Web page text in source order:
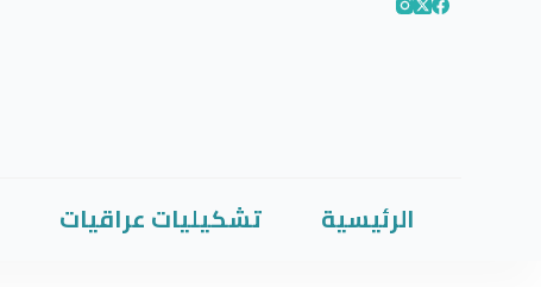
الرئيسية تشكيليات عراقيات